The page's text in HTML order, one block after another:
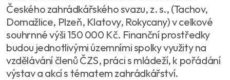
Českého zahrádkářského svazu, z. s., (Tachov,
Domažlice, Plzeň, Klatovy, Rokycany) v celkové
souhrnné výši 150 000 Kč. Finanční prostředky
budou jednotlivými územními spolky využity na
vzdělávání členů ČZS, práci s mládeží, k pořádání
výstav a akcí s tématem zahrádkářství.